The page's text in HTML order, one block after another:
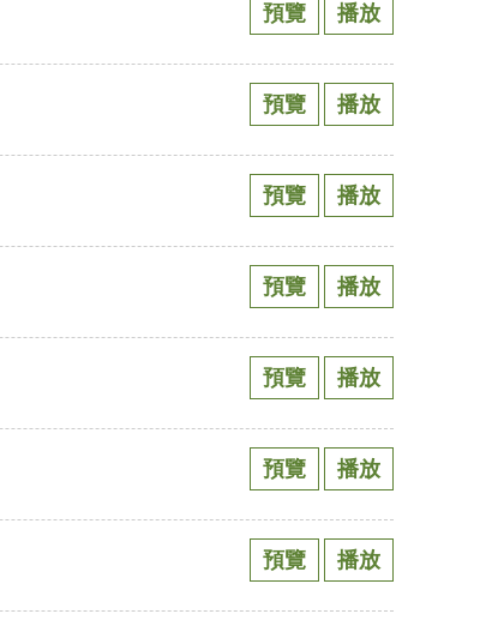
預覽 播放
預覽 播放
預覽 播放
預覽 播放
預覽 播放
預覽 播放
預覽 播放